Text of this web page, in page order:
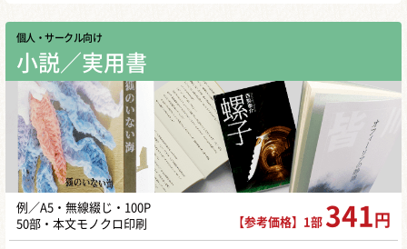
個人・サークル向け
小説／実用書
例／A5・無線綴じ・100P
50部・本文モノクロ印刷
【参考価格】1部 341 円